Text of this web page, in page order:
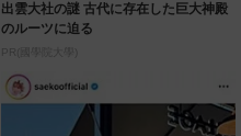
出雲大社の謎 古代に存在した巨大神殿
のルーツに迫る
PR(國學院大學)